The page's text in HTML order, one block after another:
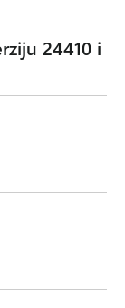
24410 i